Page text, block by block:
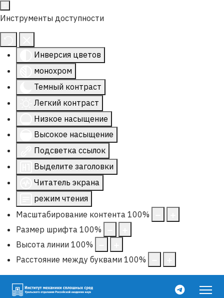
Инструменты доступности
Инверсия цветов
монохром
Темный контраст
Легкий контраст
Низкое насыщение
Высокое насыщение
Подсветка ссылок
Выделите заголовки
Читатель экрана
режим чтения
Масштабирование контента 100%
Размер шрифта 100%
Высота линии 100%
Расстояние между буквами 100%